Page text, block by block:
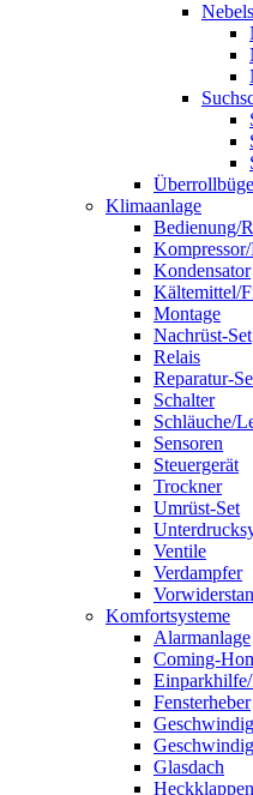
Klimaanlage
Bedienung/
Kondensator
Kältemittel/
Montage
Nachrüst-Set
Relais
Reparatur-
Schalter
Schläuche/
Sensoren
Steuergerät
Trockner
Umrüst-Set
Ventile
Verdampfer
Komfortsysteme
Alarmanlage
Coming-
Fensterheber
Glasdach